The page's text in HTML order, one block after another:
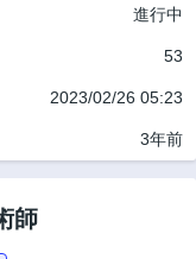
進行中
53
2023/02/26 05:23
3年前
師